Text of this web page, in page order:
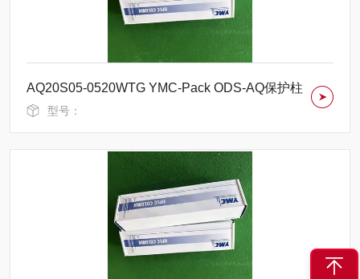
AQ20S05-0520WTG YMC-Pack ODS-AQ保护柱
型号：